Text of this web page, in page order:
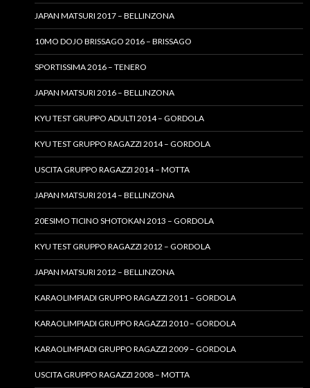
JAPAN MATSURI 2017 – BELLINZONA
10MO DOJO BRISSAGO 2016 – BRISSAGO
SPORTISSIMA 2016 – TENERO
JAPAN MATSURI 2016 – BELLINZONA
KYU TEST GRUPPO ADULTI 2014 – GORDOLA
KYU TEST GRUPPO RAGAZZI 2014 – GORDOLA
USCITA GRUPPO RAGAZZI 2014 – MOTTA
JAPAN MATSURI 2014 – BELLINZONA
20ESIMO TICINO SHOTOKAN 2013 – GORDOLA
KYU TEST GRUPPO RAGAZZI 2012 – GORDOLA
JAPAN MATSURI 2012 – BELLINZONA
KARAOLIMPIADI GRUPPO RAGAZZI 2011 – GORDOLA
KARAOLIMPIADI GRUPPO RAGAZZI 2010 – GORDOLA
KARAOLIMPIADI GRUPPO RAGAZZI 2009 – GORDOLA
USCITA GRUPPO RAGAZZI 2008 – MOTTA